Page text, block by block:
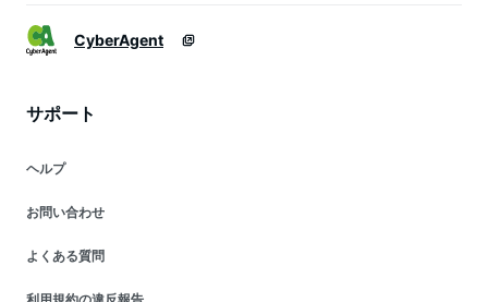
CyberAgent
サポート
ヘルプ
お問い合わせ
よくある質問